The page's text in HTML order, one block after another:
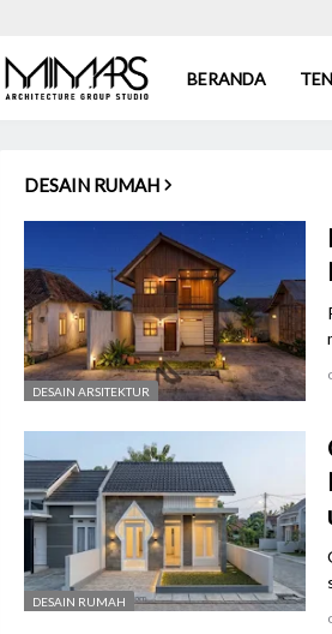
BERANDA
DESAIN RUMAH
DESAIN ARSITEKTUR
DESAIN RUMAH